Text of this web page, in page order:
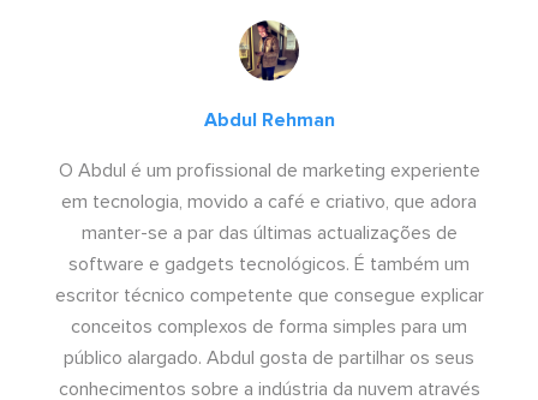
Abdul Rehman
O Abdul é um profissional de marketing experiente
em tecnologia, movido a café e criativo, que adora
manter-se a par das últimas actualizações de
software e gadgets tecnológicos. É também um
escritor técnico competente que consegue explicar
conceitos complexos de forma simples para um
público alargado. Abdul gosta de partilhar os seus
conhecimentos sobre a indústria da nuvem através